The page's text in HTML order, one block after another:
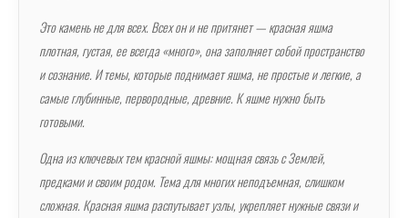
Это камень не для всех. Всех он и не притянет — красная яшма
плотная, густая, ее всегда «много», она заполняет собой пространство
и сознание. И темы, которые поднимает яшма, не простые и легкие, а
самые глубинные, первородные, древние. К яшме нужно быть
готовыми.
Одна из ключевых тем красной яшмы: мощная связь с Землей,
предками и своим родом. Тема для многих неподъемная, слишком
сложная. Красная яшма распутывает узлы, укрепляет нужные связи и